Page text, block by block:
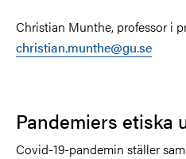
Christian Munthe, professor i
christian.munthe@gu.se
Pandemiers etiska
Covid-19-pandemin ställer